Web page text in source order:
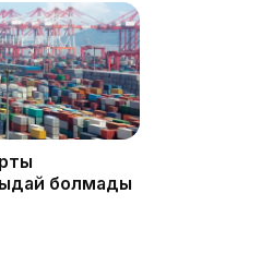
болмады